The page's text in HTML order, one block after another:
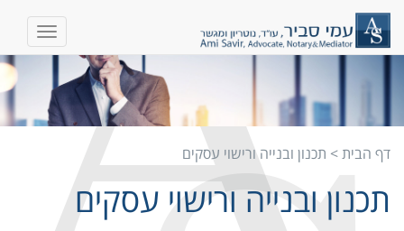
דף הבית> תכנון ובנייה ורישוי עסקים
תכנון ובנייה ורישוי עסקים